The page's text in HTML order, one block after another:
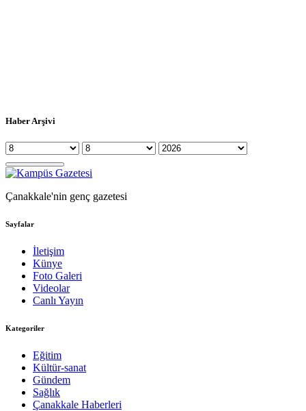
Haber Arşivi
Çanakkale'nin genç gazetesi
Sayfalar
İletişim
Künye
Foto Galeri
Videolar
Canlı Yayın
Kategoriler
Eğitim
Kültür-sanat
Gündem
Sağlık
Çanakkale Haberleri